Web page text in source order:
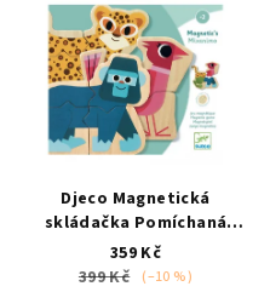
Djeco Magnetická
skládačka Pomíchaná
od 2 let / dřevěný
hračka
359 Kč
399 Kč (–10 %)